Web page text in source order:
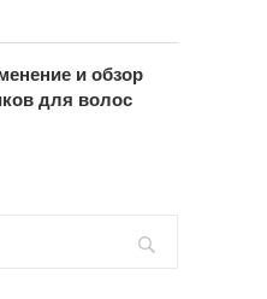
и обзор
для волос